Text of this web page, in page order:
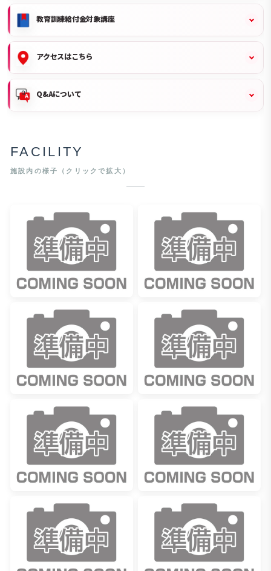
教育訓練給付金対象講座
アクセスはこちら
Q&Aについて
FACILITY
施設内の様子（クリックで拡大）